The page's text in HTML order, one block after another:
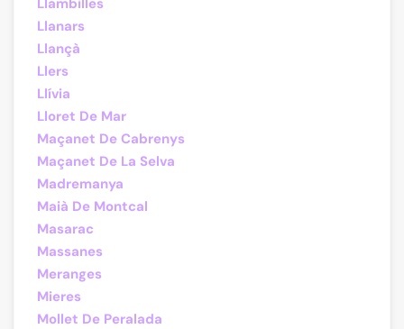
Llambilles
Llanars
Llançà
Llers
Llívia
Lloret De Mar
Maçanet De Cabrenys
Maçanet De La Selva
Madremanya
Maià De Montcal
Masarac
Massanes
Meranges
Mieres
Mollet De Peralada